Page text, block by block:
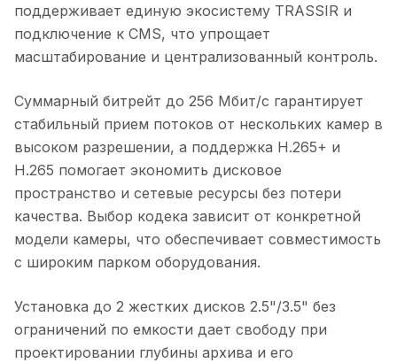
поддерживает единую экосистему TRASSIR и
подключение к CMS, что упрощает
масштабирование и централизованный контроль.
Суммарный битрейт до 256 Мбит/с гарантирует
стабильный прием потоков от нескольких камер в
высоком разрешении, а поддержка H.265+ и
H.265 помогает экономить дисковое
пространство и сетевые ресурсы без потери
качества. Выбор кодека зависит от конкретной
модели камеры, что обеспечивает совместимость
с широким парком оборудования.
Установка до 2 жестких дисков 2.5"/3.5" без
ограничений по емкости дает свободу при
проектировании глубины архива и его